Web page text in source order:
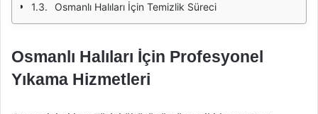
Osmanlı Halıları İçin Temizlik Süreci
Osmanlı Halıları İçin Profesyonel
Yıkama Hizmetleri